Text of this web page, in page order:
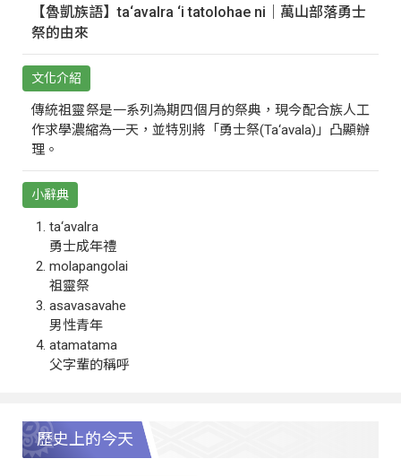
【魯凱族語】ta‘avalra ‘i tatolohae ni｜萬山部落勇士
祭的由來
文化介紹
傳統祖靈祭是一系列為期四個月的祭典，現今配合族人工
作求學濃縮為一天，並特別將「勇士祭(Ta‘avala)」凸顯辦
理。
小辭典
ta‘avalra
勇士成年禮
molapangolai
祖靈祭
asavasavahe
男性青年
atamatama
父字輩的稱呼
歷史上的今天